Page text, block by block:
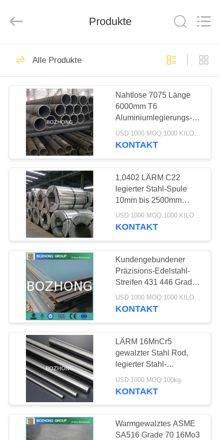
HAUS
PRODUKTE
ÜBER
UNS
FABRIK-
AUSFLUG
QUALITÄTSKONTROLLE
TRETEN
SIE
UNS
VERBINDUNG
FORDERN
ZITAT
2020
All
Reserved.
SS-Stahlplatte
Coil aus Edelstahl
33
Edelstahl-Rohr
Produkte
Alle Produkte
Nahtlose 7075 Länge
6000mm T6
Aluminiumlegierungs-
Rohr Ods 200mm
Stärke-5mm
USD 1000 MOQ:1000 KILOGRAMM
KONTAKT
1,0402 LÄRM C22
legierter Stahl-Spule
10mm bis 2500mm
Breite
kundengebundene
USD 1000 MOQ:1000 KILOGRAMM
KONTAKT
Kundengebundener
Präzisions-Edelstahl-
Streifen 431 446 Grad
440A 440B 440C
USD 1000 MOQ:1000 KILOGRAMM
KONTAKT
LÄRM 16MnCr5
gewalzter Stahl Rod,
legierter Stahl-
Metallrundeisen-Vorrat-
kundenspezifische
USD 1000 MOQ:100kg
KONTAKT
Warmgewalztes ASME
SA516 Grade 70 16Mo3